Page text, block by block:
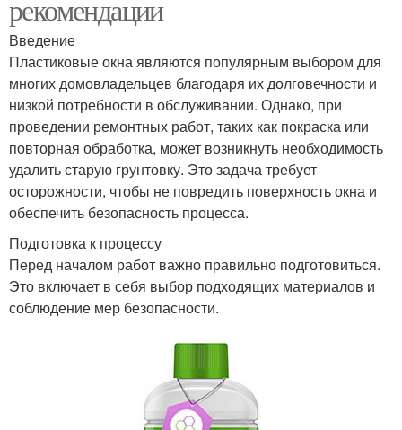
рекомендации
Введение
Пластиковые окна являются популярным выбором для
многих домовладельцев благодаря их долговечности и
низкой потребности в обслуживании. Однако, при
проведении ремонтных работ, таких как покраска или
повторная обработка, может возникнуть необходимость
удалить старую грунтовку. Это задача требует
осторожности, чтобы не повредить поверхность окна и
обеспечить безопасность процесса.
Подготовка к процессу
Перед началом работ важно правильно подготовиться.
Это включает в себя выбор подходящих материалов и
соблюдение мер безопасности.